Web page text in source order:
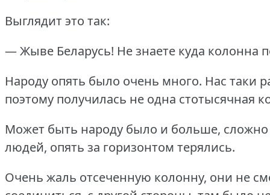
Выглядит это так:
— Жыве Беларусь! Не знаете куда колонна
Народу опять было очень много. Нас таки
поэтому получилась не одна стотысячная
Может быть народу было и больше, сложно
людей, опять за горизонтом терялись.
Очень жаль отсеченную колонну, они не